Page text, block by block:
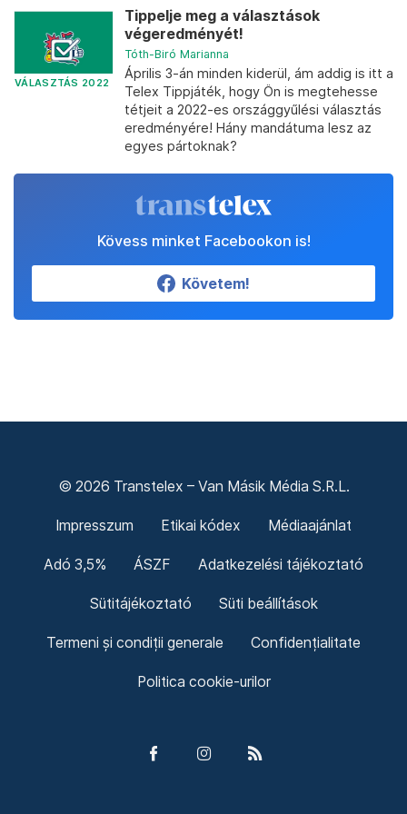
VÁLASZTÁS 2022
Tippelje meg a választások
végeredményét!
Tóth-Biró Marianna
Április 3-án minden kiderül, ám addig is itt a
Telex Tippjáték, hogy Ön is megtehesse
tétjeit a 2022-es országgyűlési választás
eredményére! Hány mandátuma lesz az
egyes pártoknak?
Kövess minket Facebookon is!
Követem!
© 2026 Transtelex – Van Másik Média S.R.L.
Impresszum Etikai kódex Médiaajánlat
Adó 3,5% ÁSZF Adatkezelési tájékoztató
Sütitájékoztató Süti beállítások
Termeni și condiții generale Confidențialitate
Politica cookie-urilor